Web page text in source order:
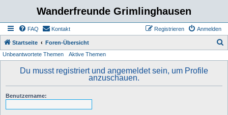
Wanderfreunde Grimlinghausen
FAQ Kontakt Anmelden
Registrieren
Startseite Foren-Übersicht
Unbeantwortete Themen Aktive Themen
Du musst registriert und angemeldet sein, um Profile
anzuschauen.
Benutzername: